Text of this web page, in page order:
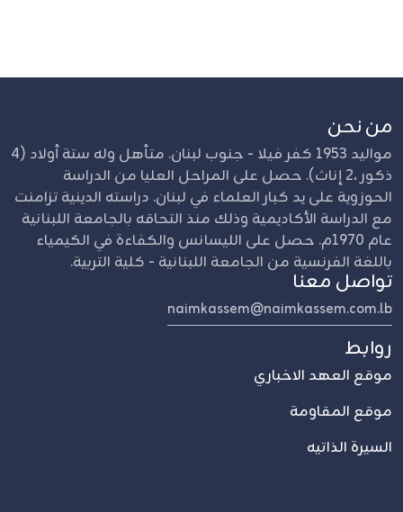
من نحن
مواليد 1953 كفر فيلا - جنوب لبنان. متأهل وله ستة أولاد (4
ذكور ،2 إناث). حصل على المراحل العليا من الدراسة
الحوزوية على يد كبار العلماء في لبنان. دراسته الدينية تزامنت
مع الدراسة الأكاديمية وذلك منذ التحاقه بالجامعة اللبنانية
عام 1970م. حصل على الليسانس والكفاءة في الكيمياء
باللغة الفرنسية من الجامعة اللبنانية - كلية التربية.
تواصل معنا
naimkassem@naimkassem.com.lb
روابط
موقع العهد الاخباري
موقع المقاومة
السيرة الذاتيه